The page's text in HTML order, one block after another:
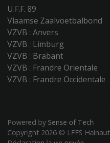
U.F.F. 89
Vlaamse Zaalvoetbalbond
VZVB : Anvers
VZVB : Limburg
VZVB : Brabant
VZVB : Frandre Orientale
VZVB : Frandre Occidentale
Powered by Sense of Tech
Copyright 2026 © LFFS Hainaut